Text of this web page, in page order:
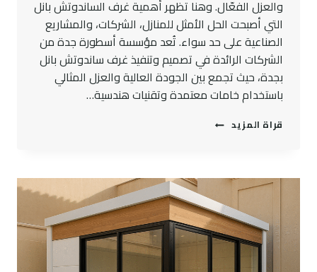
والعزل الفعّال. وهنا تظهر أهمية غرف الساندوتش بانل
التي أصبحت الحل الأمثل للمنازل، الشركات، والمشاريع
الصناعية على حد سواء. تُعد مؤسسة أسطورة جدة من
الشركات الرائدة في تصميم وتنفيذ غرف ساندوتش بانل
بجدة، حيث تجمع بين الجودة العالية والعزل المثالي
باستخدام خامات معتمدة وتقنيات هندسية…
قراة المزيد غرف
|
العزل
الحراري
الذي
تبحث
عنه